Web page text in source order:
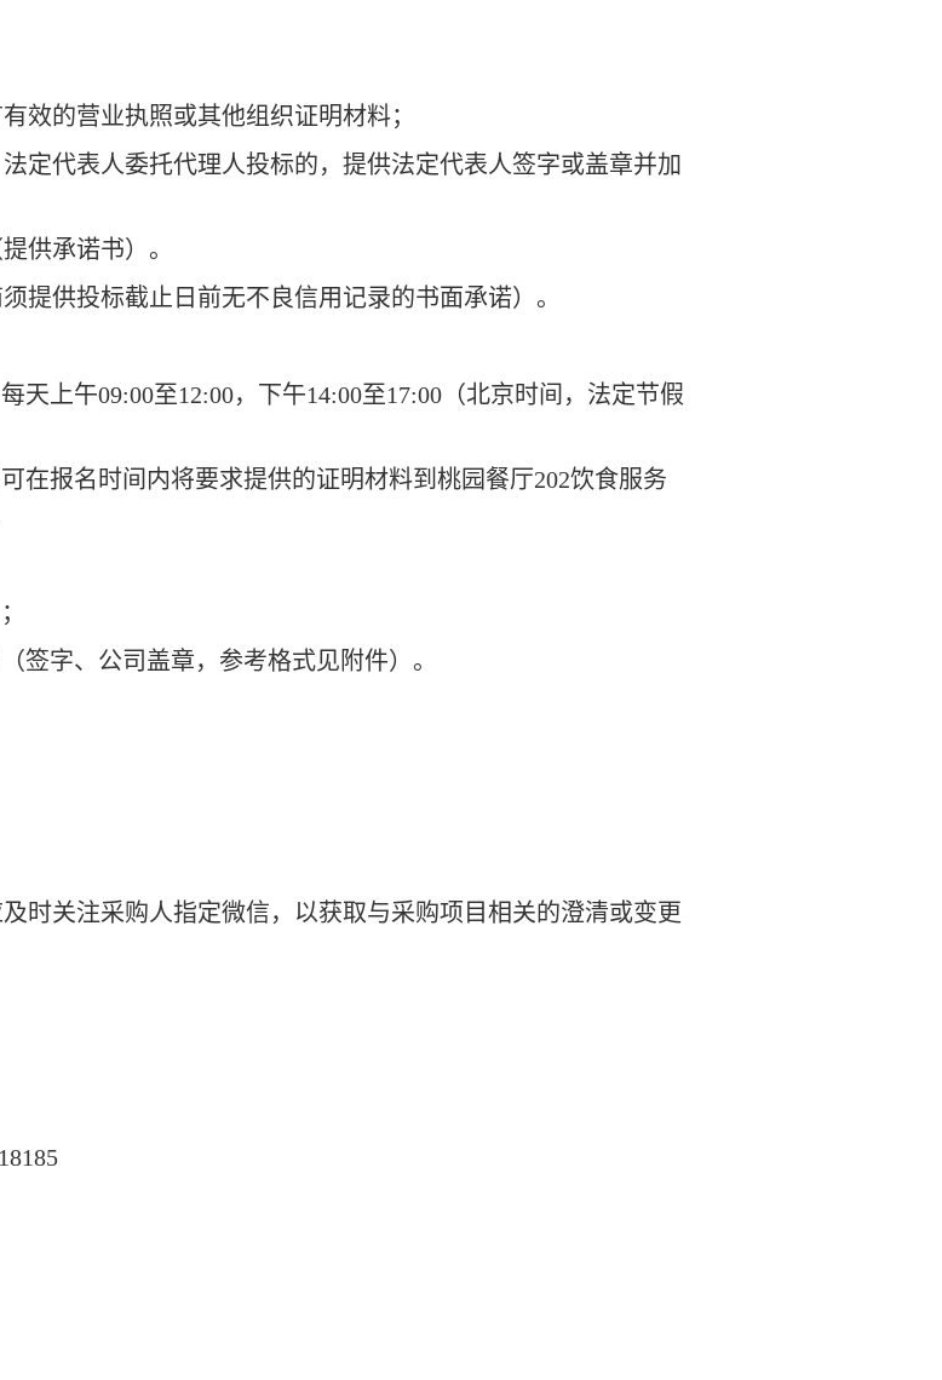
效的营业执照或其他组织证明材料；
定代表人委托代理人投标的，提供法定代表人签字或盖章并加
供承诺书）。
提供投标截止日前无不良信用记录的书面承诺）。
每天上午09:00至12:00，下午14:00至17:00（北京时间，法定节假
在报名时间内将要求提供的证明材料到桃园餐厅202饮食服务
签字、公司盖章，参考格式见附件）。
时关注采购人指定微信，以获取与采购项目相关的澄清或变更
8185